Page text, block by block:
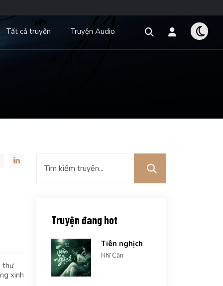
Tất cả truyện Truyện Audio
thư
xinh
Truyện đang hot
Tiên nghịch
Nhĩ Căn